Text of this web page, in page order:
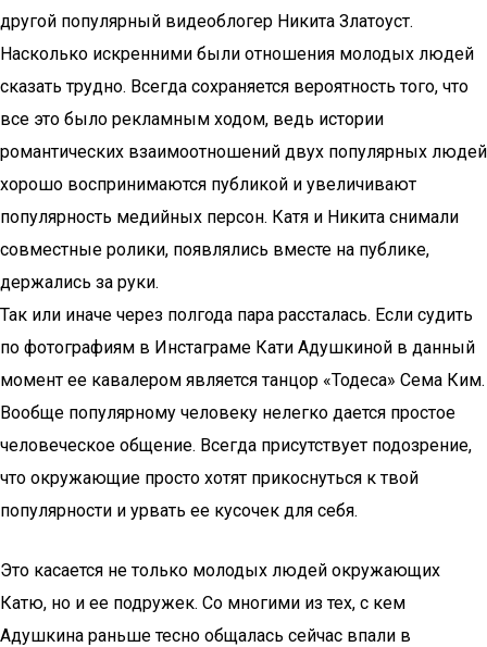
другой популярный видеоблогер Никита Златоуст.
Насколько искренними были отношения молодых людей
сказать трудно. Всегда сохраняется вероятность того, что
все это было рекламным ходом, ведь истории
романтических взаимоотношений двух популярных людей
хорошо воспринимаются публикой и увеличивают
популярность медийных персон. Катя и Никита снимали
совместные ролики, появлялись вместе на публике,
держались за руки.
Так или иначе через полгода пара рассталась. Если судить
по фотографиям в Инстаграме Кати Адушкиной в данный
момент ее кавалером является танцор «Тодеса» Сема Ким.
Вообще популярному человеку нелегко дается простое
человеческое общение. Всегда присутствует подозрение,
что окружающие просто хотят прикоснуться к твой
популярности и урвать ее кусочек для себя.
Это касается не только молодых людей окружающих
Катю, но и ее подружек. Со многими из тех, с кем
Адушкина раньше тесно общалась сейчас впали в